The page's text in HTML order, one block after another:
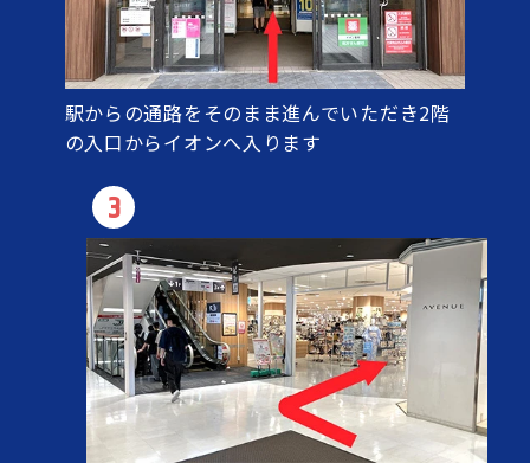
駅からの通路をそのまま進んでいただき2階
の入口からイオンへ入ります
3